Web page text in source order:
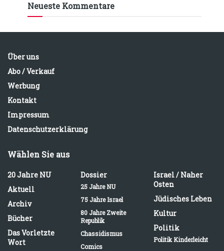
Neueste Kommentare
Über uns
Abo / Verkauf
Werbung
Kontakt
Impressum
Datenschutzerklärung
Wählen Sie aus
20 Jahre NU
Aktuell
Archiv
Bücher
Das Vorletzte
Wort
Dossier
25 Jahre NU
75 Jahre Israel
80 Jahre Zweite
Republik
Chassidismus
Comics
Israel / Naher
Osten
Jüdisches Leben
Kultur
Politik
Politik Kinderleicht